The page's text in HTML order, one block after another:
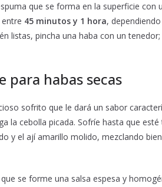
que se forma en la superficie con
45 minutos y 1 hora,
listas, pincha una haba con un
para habas secas
sofrito que le dará un sabor
la cebolla picada. Sofríe hasta que
y el ají amarillo molido, mezclando
se forme una salsa espesa y